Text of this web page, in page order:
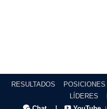
RESULTADOS POSICIONES
LÍDERES